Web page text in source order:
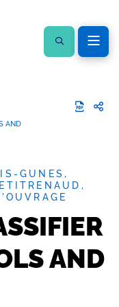
AND
GUNES,
AND